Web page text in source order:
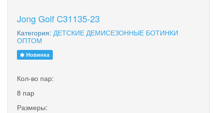
Jong Golf C31135-23
Категория: ДЕТСКИЕ ДЕМИСЕЗОННЫЕ БОТИНКИ
ОПТОМ
Новинка
Кол-во пар:
8 пар
Размеры: